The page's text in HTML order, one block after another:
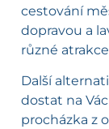
cestování
dopravou a
různé
Další
dostat na
procházka z